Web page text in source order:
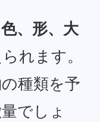
色、形、大
れます。
種類を予
でしょ